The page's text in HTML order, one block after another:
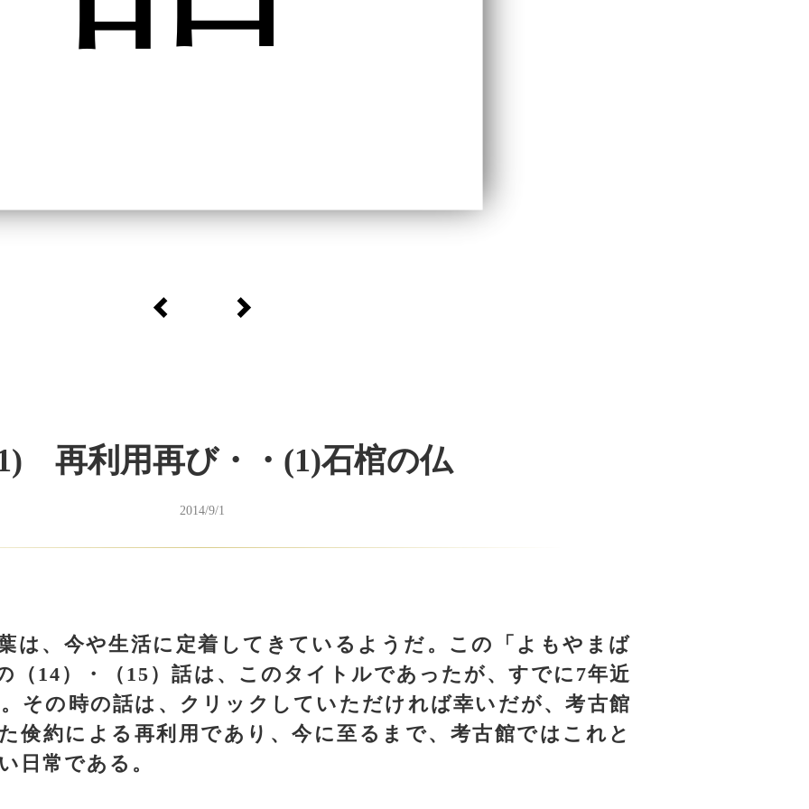
再利用再び・・(1)石棺の仏
2014/9/1
、今や生活に定着してきているようだ。この「よもやまば
（14）・（15）話は、このタイトルであったが、すでに7年近
その時の話は、クリックしていただければ幸いだが、考古館
倹約による再利用であり、今に至るまで、考古館ではこれと
日常である。